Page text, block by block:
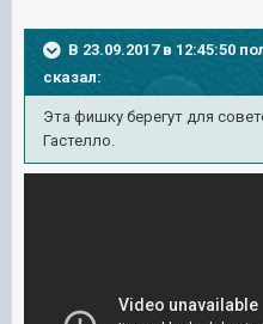
В 23.09.2017 в 12:45:50
сказал:
Эта фишку берегут для
Гастелло.